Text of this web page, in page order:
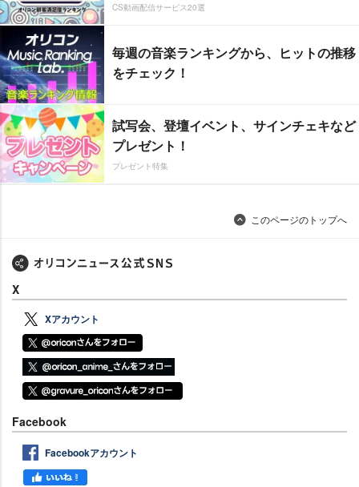
CS動画配信サービス20選
毎週の音楽ランキングから、ヒットの推移
をチェック！
試写会、登壇イベント、サインチェキなど
プレゼント！
プレゼント特集
このページのトップへ
X
Xアカウント
Facebook
Facebookアカウント